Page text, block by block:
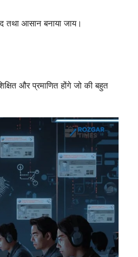
तथा आसान बनाया जाय।
और प्रमाणित होंगे जो की बहुत